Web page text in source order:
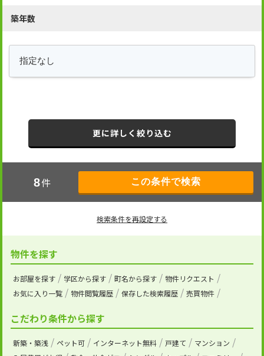
築年数
更に詳しく絞り込む
8件
検索条件を再設定する
物件を探す
お部屋を探す 学区から探す 町名から探す
物件リクエスト
お気に入り一覧
物件閲覧履歴 保存した検索履歴 売買物件
こだわり条件から探す
新築・築浅 ペット可 インターネット無料 戸建て
マンション